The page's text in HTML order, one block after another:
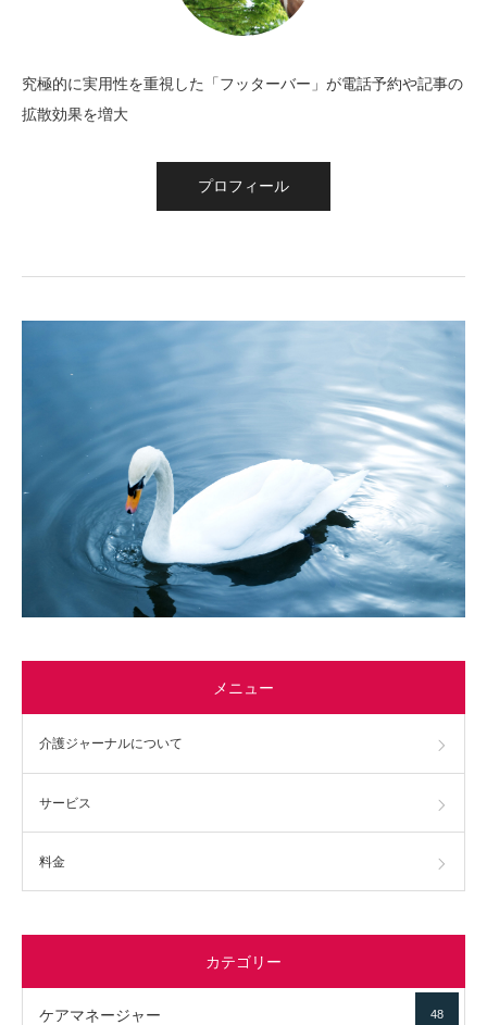
究極的に実用性を重視した「フッターバー」が電話予約や記事の
拡散効果を増大
プロフィール
メニュー
介護ジャーナルについて
サービス
料金
カテゴリー
ケアマネージャー 48